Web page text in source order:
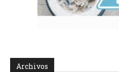
Archivos